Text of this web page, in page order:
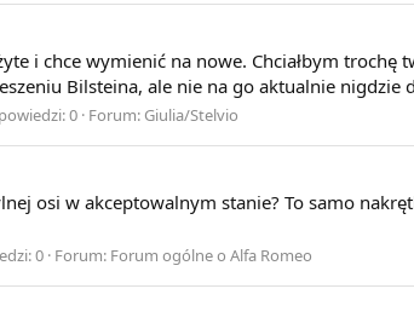
i chce wymienić na nowe. Chciałbym trochę
Bilsteina, ale nie na go aktualnie nigdzie
0 Forum: Giulia/Stelvio
osi w akceptowalnym stanie? To samo
0 Forum: Forum ogólne o Alfa Romeo